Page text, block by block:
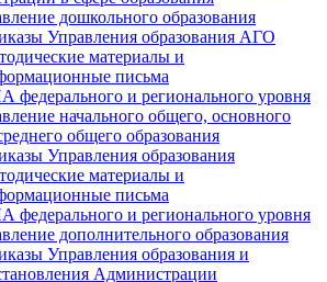
дошкольного образования
Управления образования АГО
материалы и
письма
федерального и регионального уровня
начального общего, основного
общего образования
Управления образования
материалы и
письма
федерального и регионального уровня
дополнительного образования
Управления образования и
Администрации